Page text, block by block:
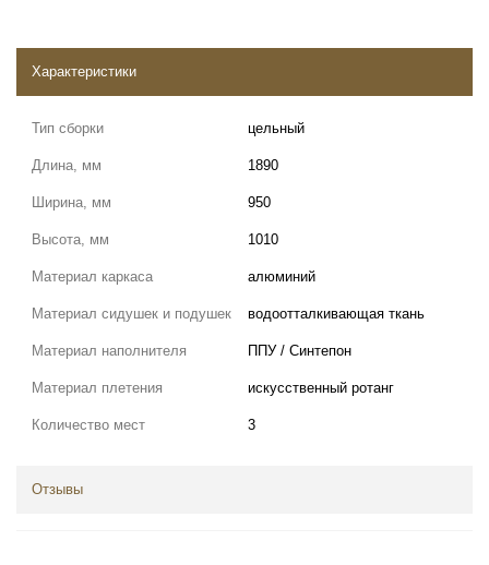
Характеристики
Тип сборки цельный
Длина, мм 1890
Ширина, мм 950
Высота, мм 1010
Материал каркаса алюминий
Материал сидушек и подушек водоотталкивающая ткань
Материал наполнителя ППУ / Синтепон
Материал плетения искусственный ротанг
Количество мест 3
Отзывы